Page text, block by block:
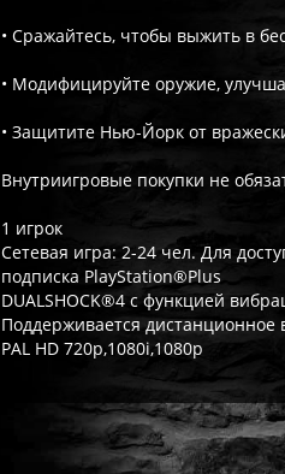
• Сражайтесь, чтобы выжить в
• Модифицируйте оружие,
• Защитите Нью-Йорк от
Внутриигровые покупки не
1 игрок
Сетевая игра: 2-24 чел. Для
подписка PlayStation®Plus
DUALSHOCK®4 с функцией
Поддерживается дистанционное
PAL HD 720p,1080i,1080p
Часто спрашивают